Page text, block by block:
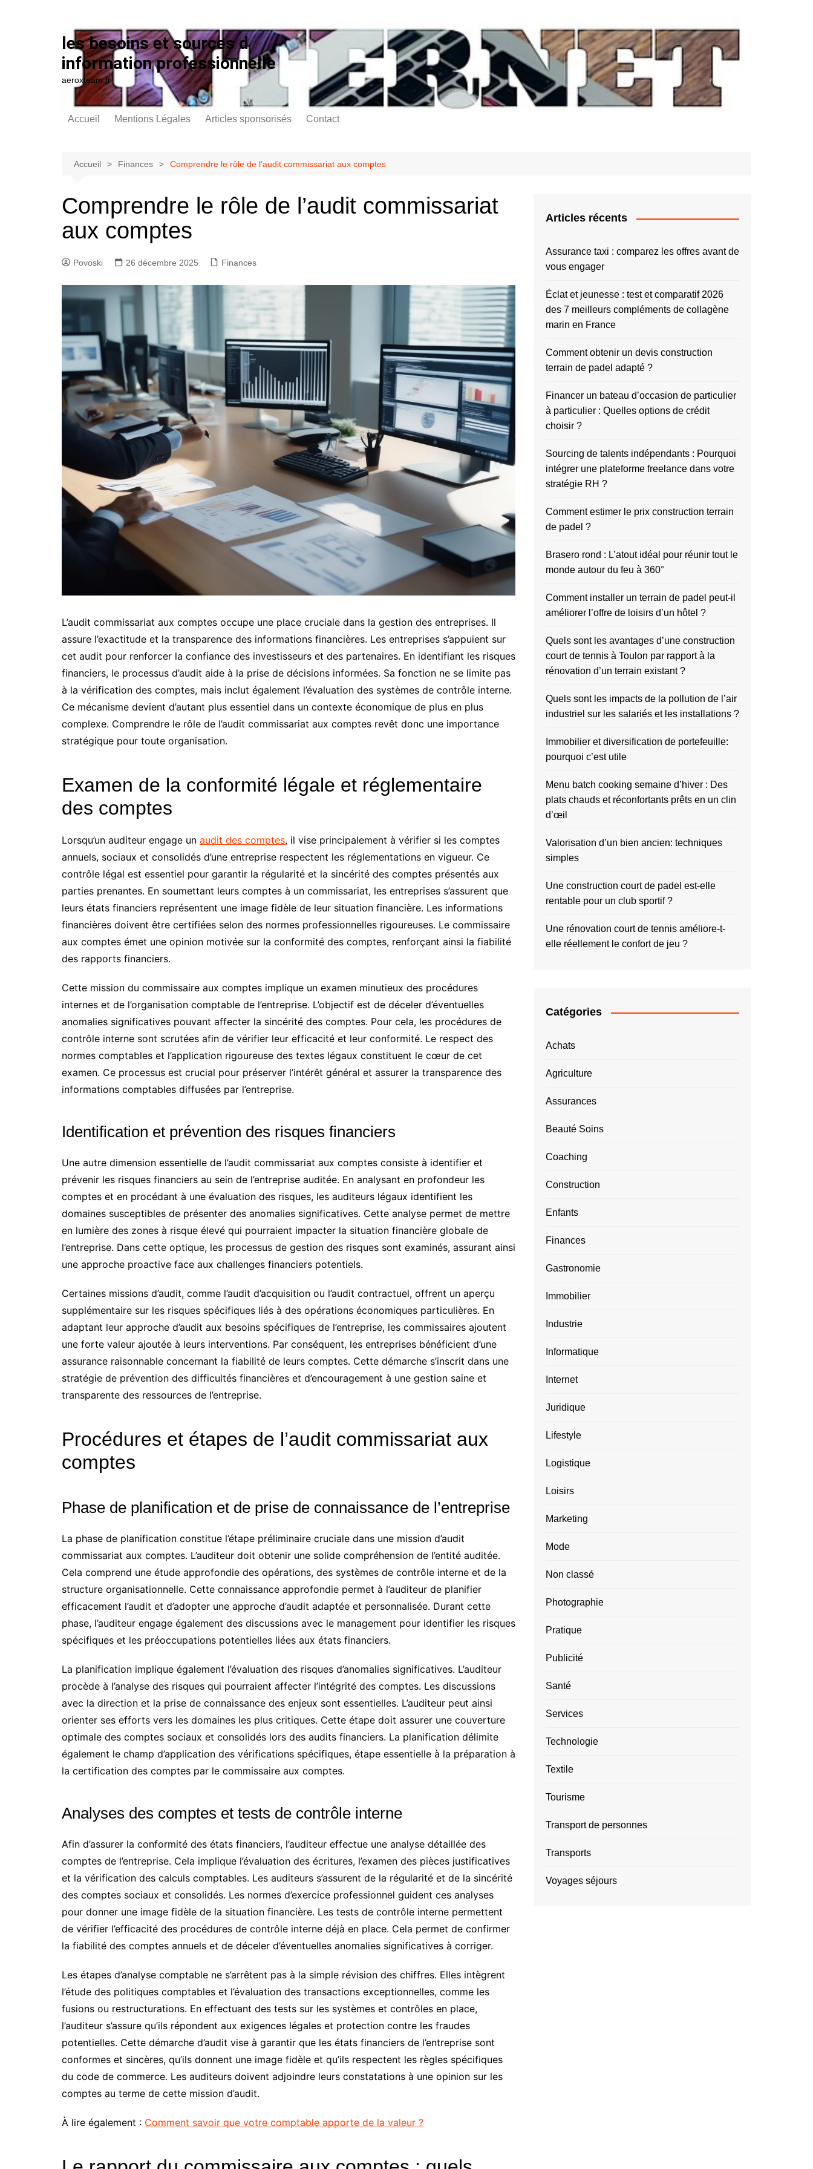
les besoins et sources d
information professionnelle
aeroxteam.fr
Accueil Mentions Légales Articles sponsorisés Contact
Accueil Finances Comprendre le rôle de l’audit commissariat aux comptes
Comprendre le rôle de l’audit commissariat
aux comptes
Povoski 26 décembre 2025 Finances
L’audit commissariat aux comptes occupe une place cruciale dans la gestion des entreprises. Il
assure l’exactitude et la transparence des informations financières. Les entreprises s’appuient sur
cet audit pour renforcer la confiance des investisseurs et des partenaires. En identifiant les risques
financiers, le processus d’audit aide à la prise de décisions informées. Sa fonction ne se limite pas
à la vérification des comptes, mais inclut également l’évaluation des systèmes de contrôle interne.
Ce mécanisme devient d’autant plus essentiel dans un contexte économique de plus en plus
complexe. Comprendre le rôle de l’audit commissariat aux comptes revêt donc une importance
stratégique pour toute organisation.
Examen de la conformité légale et réglementaire
des comptes
Lorsqu’un auditeur engage un audit des comptes, il vise principalement à vérifier si les comptes
annuels, sociaux et consolidés d’une entreprise respectent les réglementations en vigueur. Ce
contrôle légal est essentiel pour garantir la régularité et la sincérité des comptes présentés aux
parties prenantes. En soumettant leurs comptes à un commissariat, les entreprises s’assurent que
leurs états financiers représentent une image fidèle de leur situation financière. Les informations
financières doivent être certifiées selon des normes professionnelles rigoureuses. Le commissaire
aux comptes émet une opinion motivée sur la conformité des comptes, renforçant ainsi la fiabilité
des rapports financiers.
Cette mission du commissaire aux comptes implique un examen minutieux des procédures
internes et de l’organisation comptable de l’entreprise. L’objectif est de déceler d’éventuelles
anomalies significatives pouvant affecter la sincérité des comptes. Pour cela, les procédures de
contrôle interne sont scrutées afin de vérifier leur efficacité et leur conformité. Le respect des
normes comptables et l’application rigoureuse des textes légaux constituent le cœur de cet
examen. Ce processus est crucial pour préserver l’intérêt général et assurer la transparence des
informations comptables diffusées par l’entreprise.
Identification et prévention des risques financiers
Une autre dimension essentielle de l’audit commissariat aux comptes consiste à identifier et
prévenir les risques financiers au sein de l’entreprise auditée. En analysant en profondeur les
comptes et en procédant à une évaluation des risques, les auditeurs légaux identifient les
domaines susceptibles de présenter des anomalies significatives. Cette analyse permet de mettre
en lumière des zones à risque élevé qui pourraient impacter la situation financière globale de
l’entreprise. Dans cette optique, les processus de gestion des risques sont examinés, assurant ainsi
une approche proactive face aux challenges financiers potentiels.
Certaines missions d’audit, comme l’audit d’acquisition ou l’audit contractuel, offrent un aperçu
supplémentaire sur les risques spécifiques liés à des opérations économiques particulières. En
adaptant leur approche d’audit aux besoins spécifiques de l’entreprise, les commissaires ajoutent
une forte valeur ajoutée à leurs interventions. Par conséquent, les entreprises bénéficient d’une
assurance raisonnable concernant la fiabilité de leurs comptes. Cette démarche s’inscrit dans une
stratégie de prévention des difficultés financières et d’encouragement à une gestion saine et
transparente des ressources de l’entreprise.
Procédures et étapes de l’audit commissariat aux
comptes
Phase de planification et de prise de connaissance de l’entreprise
La phase de planification constitue l’étape préliminaire cruciale dans une mission d’audit
commissariat aux comptes. L’auditeur doit obtenir une solide compréhension de l’entité auditée.
Cela comprend une étude approfondie des opérations, des systèmes de contrôle interne et de la
structure organisationnelle. Cette connaissance approfondie permet à l’auditeur de planifier
efficacement l’audit et d’adopter une approche d’audit adaptée et personnalisée. Durant cette
phase, l’auditeur engage également des discussions avec le management pour identifier les risques
spécifiques et les préoccupations potentielles liées aux états financiers.
La planification implique également l’évaluation des risques d’anomalies significatives. L’auditeur
procède à l’analyse des risques qui pourraient affecter l’intégrité des comptes. Les discussions
avec la direction et la prise de connaissance des enjeux sont essentielles. L’auditeur peut ainsi
orienter ses efforts vers les domaines les plus critiques. Cette étape doit assurer une couverture
optimale des comptes sociaux et consolidés lors des audits financiers. La planification délimite
également le champ d’application des vérifications spécifiques, étape essentielle à la préparation à
la certification des comptes par le commissaire aux comptes.
Analyses des comptes et tests de contrôle interne
Afin d’assurer la conformité des états financiers, l’auditeur effectue une analyse détaillée des
comptes de l’entreprise. Cela implique l’évaluation des écritures, l’examen des pièces justificatives
et la vérification des calculs comptables. Les auditeurs s’assurent de la régularité et de la sincérité
des comptes sociaux et consolidés. Les normes d’exercice professionnel guident ces analyses
pour donner une image fidèle de la situation financière. Les tests de contrôle interne permettent
de vérifier l’efficacité des procédures de contrôle interne déjà en place. Cela permet de confirmer
la fiabilité des comptes annuels et de déceler d’éventuelles anomalies significatives à corriger.
Les étapes d’analyse comptable ne s’arrêtent pas à la simple révision des chiffres. Elles intègrent
l’étude des politiques comptables et l’évaluation des transactions exceptionnelles, comme les
fusions ou restructurations. En effectuant des tests sur les systèmes et contrôles en place,
l’auditeur s’assure qu’ils répondent aux exigences légales et protection contre les fraudes
potentielles. Cette démarche d’audit vise à garantir que les états financiers de l’entreprise sont
conformes et sincères, qu’ils donnent une image fidèle et qu’ils respectent les règles spécifiques
du code de commerce. Les auditeurs doivent adjoindre leurs constatations à une opinion sur les
comptes au terme de cette mission d’audit.
À lire également : Comment savoir que votre comptable apporte de la valeur ?
Articles récents
Assurance taxi : comparez les offres avant de
vous engager
Éclat et jeunesse : test et comparatif 2026
des 7 meilleurs compléments de collagène
marin en France
Comment obtenir un devis construction
terrain de padel adapté ?
Financer un bateau d’occasion de particulier
à particulier : Quelles options de crédit
choisir ?
Sourcing de talents indépendants : Pourquoi
intégrer une plateforme freelance dans votre
stratégie RH ?
Comment estimer le prix construction terrain
de padel ?
Brasero rond : L’atout idéal pour réunir tout le
monde autour du feu à 360°
Comment installer un terrain de padel peut-il
améliorer l’offre de loisirs d’un hôtel ?
Quels sont les avantages d’une construction
court de tennis à Toulon par rapport à la
rénovation d’un terrain existant ?
Quels sont les impacts de la pollution de l’air
industriel sur les salariés et les installations ?
Immobilier et diversification de portefeuille:
pourquoi c’est utile
Menu batch cooking semaine d’hiver : Des
plats chauds et réconfortants prêts en un clin
d’œil
Valorisation d’un bien ancien: techniques
simples
Une construction court de padel est-elle
rentable pour un club sportif ?
Une rénovation court de tennis améliore-t-
elle réellement le confort de jeu ?
Catégories
Achats
Agriculture
Assurances
Beauté Soins
Coaching
Construction
Enfants
Finances
Gastronomie
Immobilier
Industrie
Informatique
Internet
Juridique
Lifestyle
Logistique
Loisirs
Marketing
Mode
Non classé
Photographie
Pratique
Publicité
Santé
Services
Technologie
Textile
Tourisme
Transport de personnes
Transports
Voyages séjours